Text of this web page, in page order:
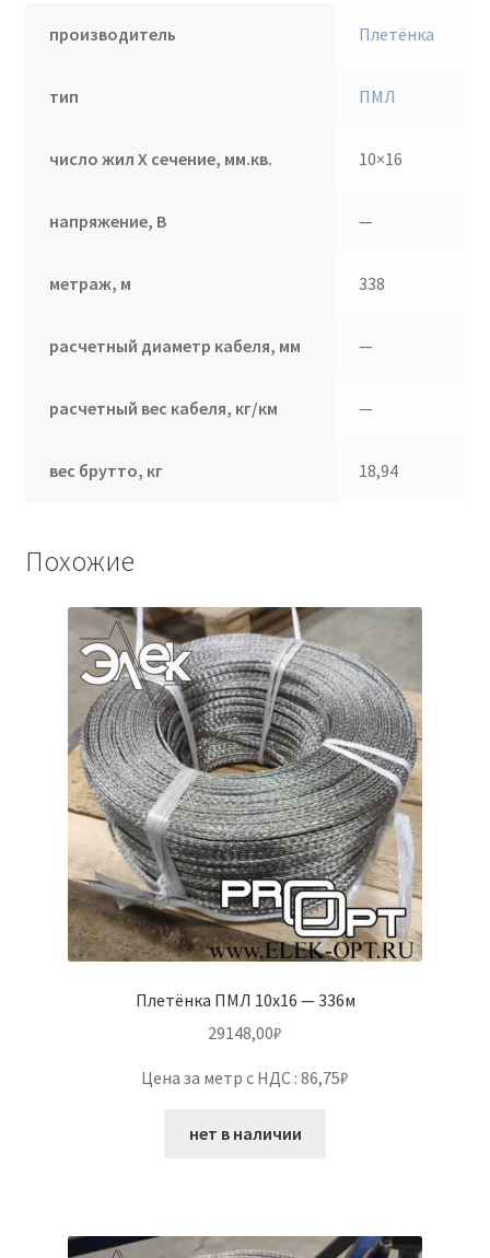
производитель Плетёнка
тип ПМЛ
число жил Х сечение, мм.кв. 10×16
напряжение, В —
метраж, м 338
расчетный диаметр кабеля, мм —
расчетный вес кабеля, кг/км —
вес брутто, кг 18,94
Похожие
Плетёнка ПМЛ 10х16 — 336м
29148,00₽
Цена за метр с НДС : 86,75₽
нет в наличии